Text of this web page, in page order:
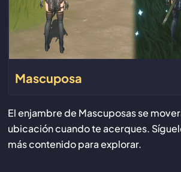
Mascuposa
El enjambre de Mascuposas se
ubicación cuando te acerques.
más contenido para explorar.